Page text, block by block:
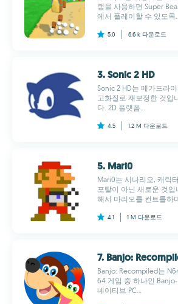
램을 사용하면 Super
에서 플레이할 수 있도록
5.0 6.6 k 다운로드
3. Sonic 2 HD
Sonic 2 HD는 메가드라
고화질로 재보정한 것입
다. 2D 플랫폼...
4.5 1.2 M 다운로드
5. Mari0
Mari0는 시나리오, 캐릭
포탈이 아닌 새로운 것
해서 마리오를 컨트롤하
4.1 1 M 다운로드
7. Banjo:
Banjo: Recompiled는
64 게임 중 하나인
네이티브 PC...